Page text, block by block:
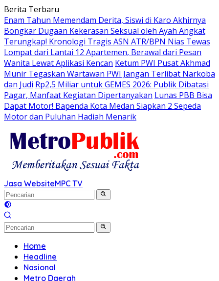
Langsung
ke
konten
Berita Terbaru
Enam Tahun Memendam Derita, Siswi di Karo Akhirnya
Bongkar Dugaan Kekerasan Seksual oleh Ayah Angkat
Terungkap! Kronologi Tragis ASN ATR/BPN Nias Tewas
Lompat dari Lantai 12 Apartemen, Berawal dari Pesan
Wanita Lewat Aplikasi Kencan Ketum PWI Pusat Akhmad
Munir Tegaskan Wartawan PWI Jangan Terlibat Narkoba
dan Judi Rp2,5 Miliar untuk GEMES 2026: Publik Dibatasi
Pagar, Manfaat Kegiatan Dipertanyakan Lunas PBB Bisa
Dapat Motor! Bapenda Kota Medan Siapkan 2 Sepeda
Motor dan Puluhan Hadiah Menarik
Jasa WebsiteMPC TV
Home
Headline
Nasional
Metro Daerah